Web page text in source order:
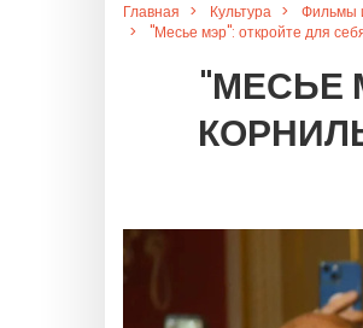
Главная Культура
Фильмы
"Месье мэр": откройте для
"МЕСЬЕ